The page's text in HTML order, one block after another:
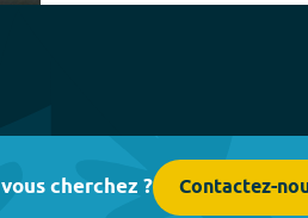
cherchez ? Contactez-